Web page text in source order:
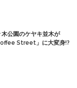
木公園のケヤキ並木が
Street」に大変身!?